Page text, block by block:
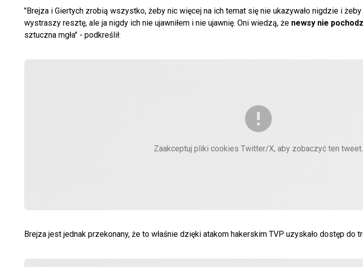
"Brejza i Giertych zrobią wszystko, żeby nic więcej na ich temat się nie ukazywało nigdzie i
wystraszy resztę, ale ja nigdy ich nie ujawniłem i nie ujawnię. Oni wiedzą, że newsy nie
sztuczna mgła" - podkreślił:
Zaakceptuj pliki cookies Twitter/X, aby zobaczyć ten tweet.
Brejza jest jednak przekonany, że to właśnie dzięki atakom hakerskim TVP uzyskało dostęp do